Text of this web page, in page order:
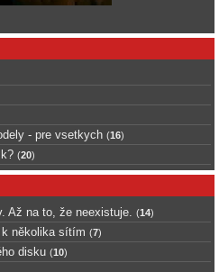
- pre vsetkych (16)
(20)
Až na to, že neexistuje. (14)
k několika sítím (7)
disku (10)